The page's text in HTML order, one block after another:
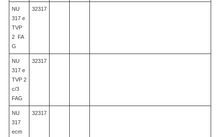
NU
317 e
TVP
2 FA
G
32317
NU
317 e
TVP 2
c/3
FAG
32317
NU
317
ecm
32317